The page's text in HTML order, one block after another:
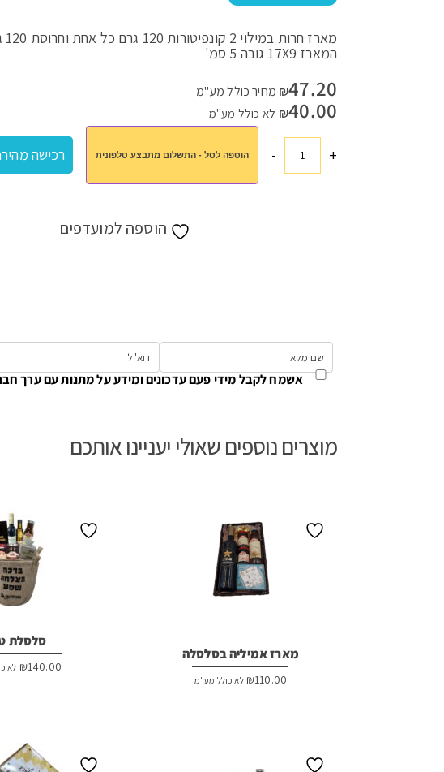
המארז 17X9 גובה 5 סמ'
₪47.20
מחיר כולל מע"מ
₪40.00 לא כולל מע"מ
+כמות
- הוספה לסל - התשלום מתבצע טלפונית רכישה
הוספה למועדפים
אשמח לקבל מידי פעם עדכונים ומידע על מתנות עם ערך
מוצרים נוספים שאולי יעניינו אותכם
מארז אמיליה בסלסלה
₪110.00 לא כולל מע"מ
סלסלת
₪140.00 לא